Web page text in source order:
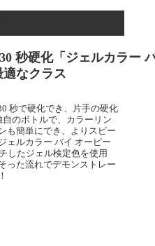
秒硬化「ジェルカラー
なクラス
秒で硬化でき、片手の硬化
のボトルで、カラーリン
も簡単にでき、よりスピー
ェルカラー バイ オーピー
したジェル検定色を使用
った流れでデモンストレー